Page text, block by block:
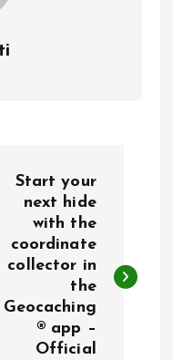
Start your
next hide
with the
coordinate
collector in
the
Geocaching
® app –
Official